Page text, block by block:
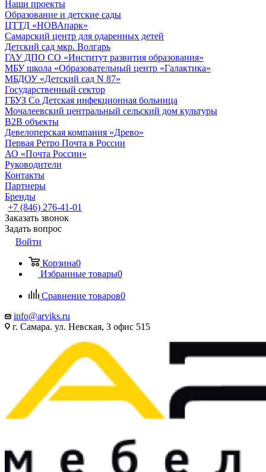
Наши проекты
Образование и детские сады
ЦТТД «НОВАпарк»
Самарский центр для одаренных детей
Детский сад мкр. Волгарь
ГАУ ДПО СО «Институт развития образования»
МБУ школа «Образовательный центр «Галактика»
МБДОУ «Детский сад N 87»
Государственный сектор
ГБУЗ Со Детская инфекционная больница
Мочалеевский центральный сельский дом культуры
B2B объекты
Девелоперская компания «Древо»
Первая Ретро Почта в России
АО «Почта России»
Руководители
Контакты
Партнеры
Бренды
+7 (846) 276-41-01
Заказать звонок
Задать вопрос
Войти
Корзина0
Избранные товары0
Сравнение товаров0
info@arviks.ru
г. Самара. ул. Невская, 3 офис 515